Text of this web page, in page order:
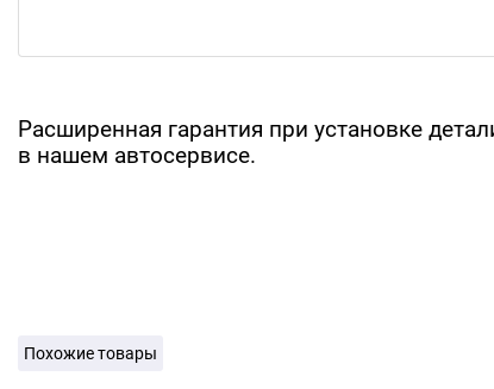
Расширенная гарантия при установке
в нашем автосервисе.
Похожие товары